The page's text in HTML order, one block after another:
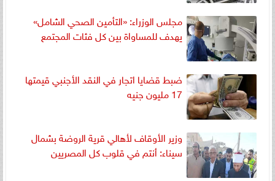
مجلس الوزراء: «التأمين الصحي الشامل»
يهدف للمساواة بين كل فئات المجتمع
ضبط قضايا اتجار في النقد الأجنبي قيمتها
17 مليون جنيه
وزير الأوقاف لأهالي قرية الروضة بشمال
سيناء: أنتم في قلوب كل المصريين